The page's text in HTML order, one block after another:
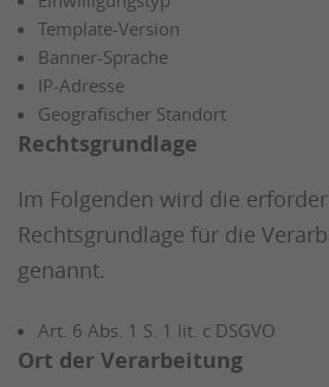
Template-Version
Banner-Sprache
IP-Adresse
Geografischer Standort
Rechtsgrundlage
Im Folgenden wird die
Rechtsgrundlage für die
genannt.
Art. 6 Abs. 1 S. 1 lit. c DSGVO
Ort der Verarbeitung